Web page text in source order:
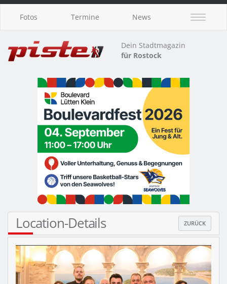
Fotos Termine News
Dein Stadtmagazin
für Rostock
Location-Details ZURÜCK